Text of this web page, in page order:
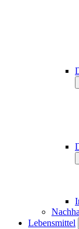
Lebensmittel